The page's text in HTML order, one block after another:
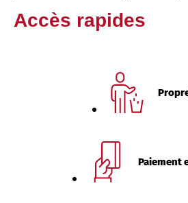
Accès rapides
Paiement